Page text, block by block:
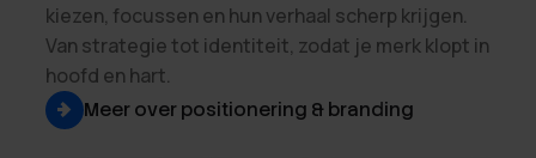
kiezen, focussen en hun verhaal scherp krijgen.
Van strategie tot identiteit, zodat je merk klopt in
hoofd en hart.
Meer over positionering & branding